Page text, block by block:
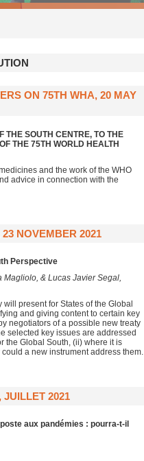
ON 75TH WHA, 20 MAY
THE SOUTH CENTRE, TO THE
THE 75TH WORLD HEALTH
and the work of the WHO
advice in connection with the
NOVEMBER 2021
Perspective
& Lucas Javier Segal,
present for States of the Global
and giving content to certain key
negotiators of a possible new treaty
selected key issues are addressed
the Global South, (ii) where it is
a new instrument address them.
JUILLET 2021
aux pandémies : pourra-t-il